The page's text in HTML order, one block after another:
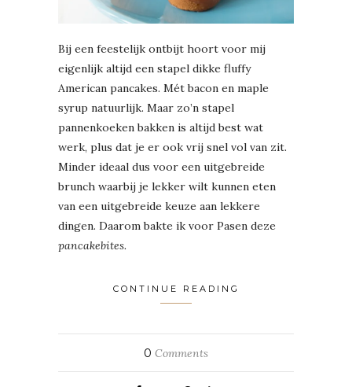
Bij een feestelijk ontbijt hoort voor mij
eigenlijk altijd een stapel dikke fluffy
American pancakes. Mét bacon en maple
syrup natuurlijk. Maar zo’n stapel
pannenkoeken bakken is altijd best wat
werk, plus dat je er ook vrij snel vol van zit.
Minder ideaal dus voor een uitgebreide
brunch waarbij je lekker wilt kunnen eten
van een uitgebreide keuze aan lekkere
dingen. Daarom bakte ik voor Pasen deze
pancakebites.
CONTINUE READING
0 Comments